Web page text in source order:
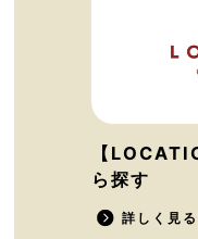
【
ら探す
詳しく見る